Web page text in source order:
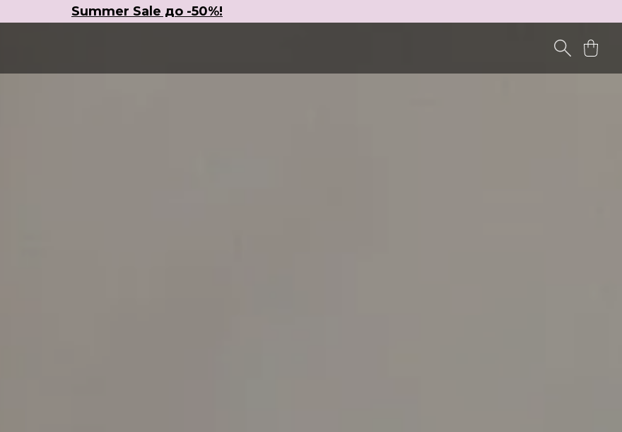
Summer Sale до -50%!